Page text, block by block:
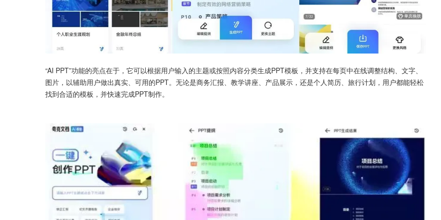
“AI PPT”功能的亮点在于，它可以根据用户输入的主题或按照内容分类生成PPT模板，并支持在每页中在线调整结构、文字、
图片，以辅助用户做出真实、可用的PPT。无论是商务汇报、教学讲座、产品展示，还是个人简历、旅行计划，用户都能轻松
找到合适的模板，并快速完成PPT制作。